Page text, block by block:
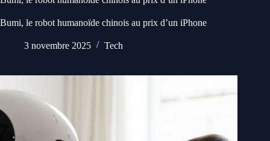
Bumi, le robot humanoïde chinois au prix d’un iPhone
3 novembre 2025 Tech